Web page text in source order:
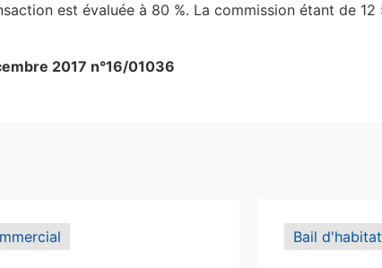
est évaluée à 80 %. La commission étant de
2017 n°16/01036
Bail